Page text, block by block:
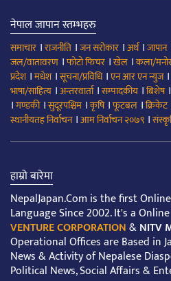
नेपाल जापान स्तम्भहरु
समाचार ।राजनीति ।जन सरोकार ।अर्थ।जापान
जल/वातावरण ।फोटो फिचर ।खेल ।कला/
प्रदेश।मधेश।सूचना/प्रविधि।एन आर एन न्युज।
भाषा/साहित्य ।अन्तरवार्ता।सम्पादकीय ।बिशेष
।गण्डकी।सुदूरपश्चिम ।कृषि।फूटबल ।क्रिकेट
स्थानीयतह निर्वाचन।आम निर्वाचन २०७९ ।
हाम्रो बारेमा
NepalJapan.Com is the first
Language Since 2002. It's a
VENTURE CORPORATION&NITV
Operational Offices are Based in
News & Activity of Nepalese
Political News, Social Affairs &